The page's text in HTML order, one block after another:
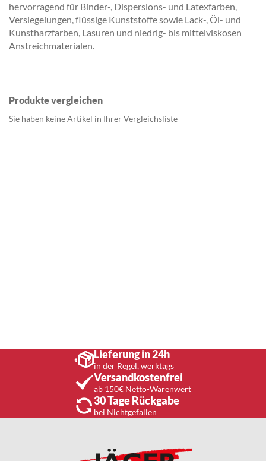
hervorragend für Binder-, Dispersions- und Latexfarben,
Versiegelungen, flüssige Kunststoffe sowie Lack-, Öl- und
Kunstharzfarben, Lasuren und niedrig- bis mittelviskosen
Anstreichmaterialen.
Produkte vergleichen
Sie haben keine Artikel in Ihrer Vergleichsliste
Lieferung in 24h
in der Regel, werktags
Versandkostenfrei
ab 150€ Netto-Warenwert
30 Tage Rückgabe
bei Nichtgefallen